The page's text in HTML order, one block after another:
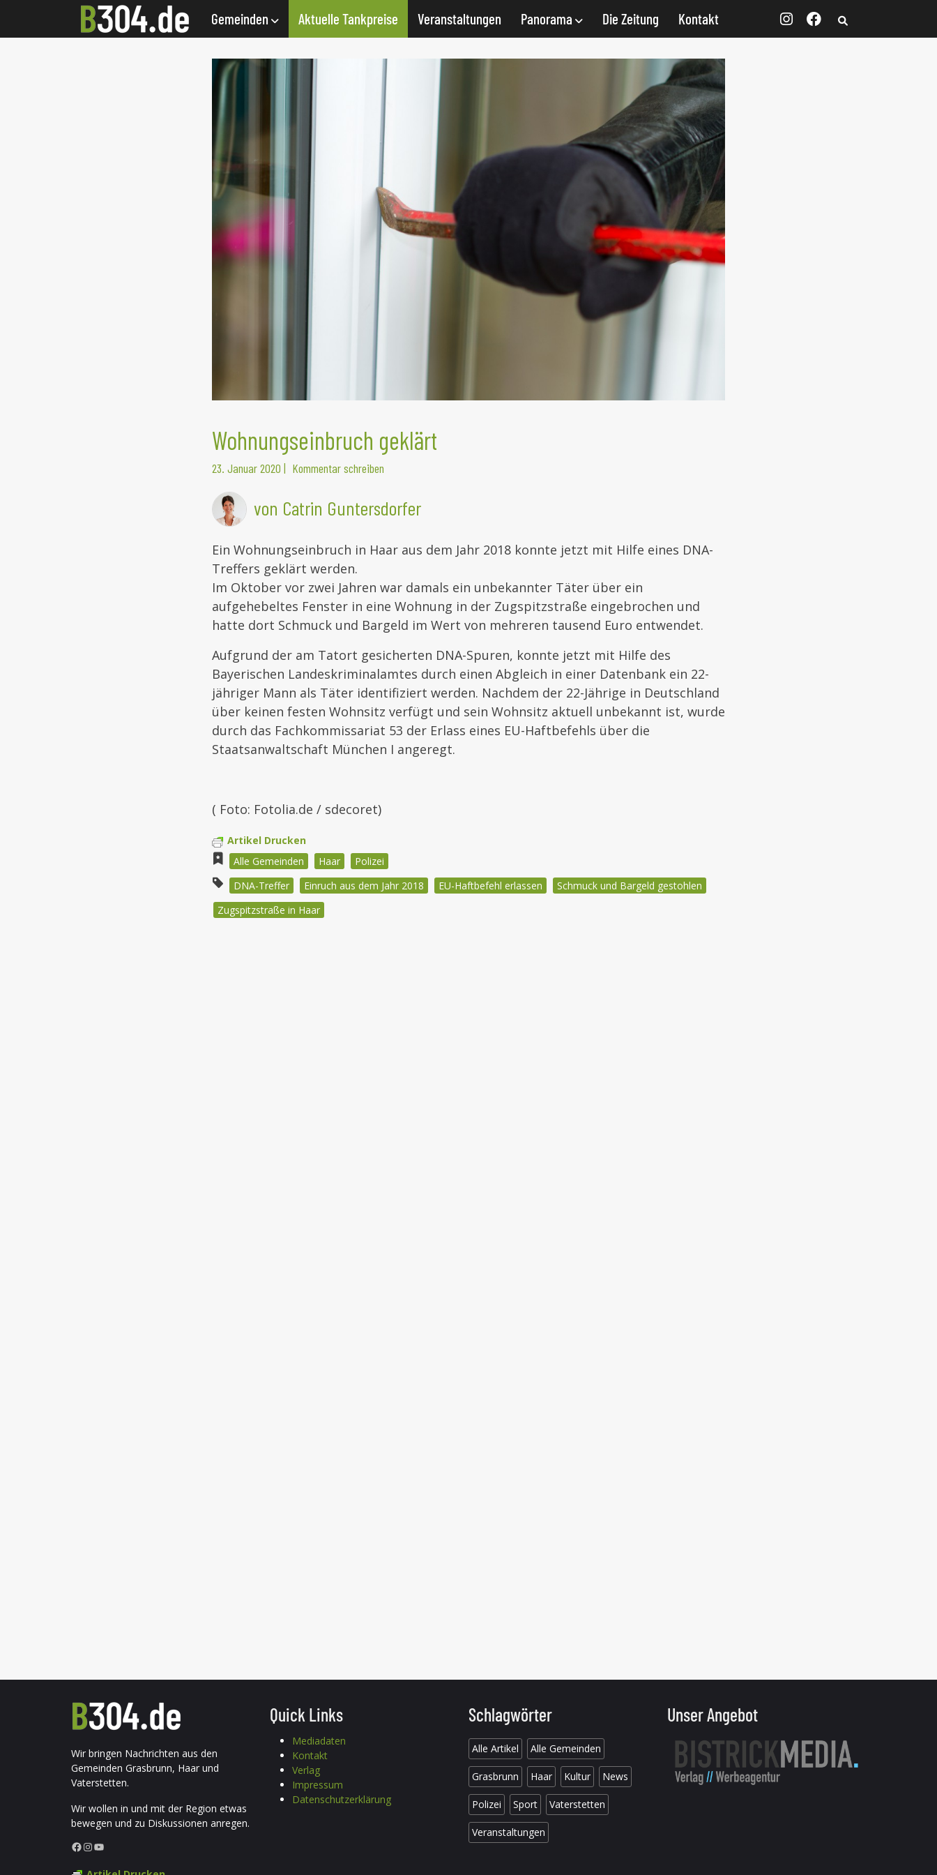
Gemeinden Aktuelle Tankpreise Veranstaltungen Panorama Die Zeitung Kontakt
Wohnungseinbruch geklärt
23. Januar 2020 | Kommentar schreiben
von Catrin Guntersdorfer
Ein Wohnungseinbruch in Haar aus dem Jahr 2018 konnte jetzt mit Hilfe eines DNA-
Treffers geklärt werden.
Im Oktober vor zwei Jahren war damals ein unbekannter Täter über ein
aufgehebeltes Fenster in eine Wohnung in der Zugspitzstraße eingebrochen und
hatte dort Schmuck und Bargeld im Wert von mehreren tausend Euro entwendet.
Aufgrund der am Tatort gesicherten DNA-Spuren, konnte jetzt mit Hilfe des
Bayerischen Landeskriminalamtes durch einen Abgleich in einer Datenbank ein 22-
jähriger Mann als Täter identifiziert werden. Nachdem der 22-Jährige in Deutschland
über keinen festen Wohnsitz verfügt und sein Wohnsitz aktuell unbekannt ist, wurde
durch das Fachkommissariat 53 der Erlass eines EU-Haftbefehls über die
Staatsanwaltschaft München I angeregt.
( Foto: Fotolia.de / sdecoret)
Artikel Drucken
Alle Gemeinden
Haar
Polizei
DNA-Treffer
Einruch aus dem Jahr 2018 EU-Haftbefehl erlassen
Schmuck und Bargeld gestohlen
Zugspitzstraße in Haar
Wir bringen Nachrichten aus den
Gemeinden Grasbrunn, Haar und
Vaterstetten.
Wir wollen in und mit der Region etwas
bewegen und zu Diskussionen anregen.
Facebook InstagramYouTube
Quick Links
Mediadaten
Kontakt
Verlag
Impressum
Datenschutzerklärung
Schlagwörter
Alle Artikel Alle Gemeinden
Grasbrunn Haar Kultur News
Polizei Sport Vaterstetten
Veranstaltungen
Unser Angebot